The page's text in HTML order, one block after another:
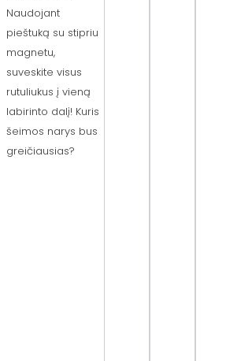
Naudojant
pieštuką su stipriu
magnetu,
suveskite visus
rutuliukus į vieną
labirinto dalį! Kuris
šeimos narys bus
greičiausias?